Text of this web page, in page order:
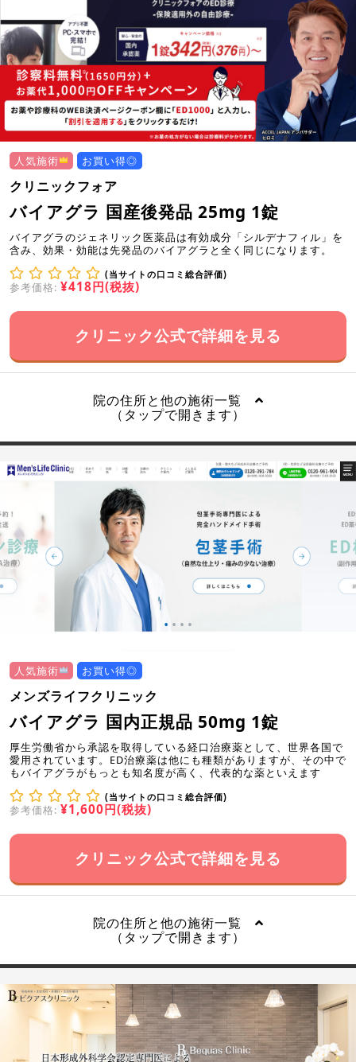
人気施術 お買い得◎
クリニックフォア
バイアグラ 国産後発品 25mg 1錠
バイアグラのジェネリック医薬品は有効成分「シルデナフィル」を
含み、効果・効能は先発品のバイアグラと全く同じになります。
(当サイトの口コミ総合評価)
参考価格: ¥418円(税抜)
クリニック公式で詳細を見る
院の住所と他の施術一覧
（タップで開きます）
人気施術 お買い得◎
メンズライフクリニック
バイアグラ 国内正規品 50mg 1錠
厚生労働省から承認を取得している経口治療薬として、世界各国で
愛用されています。ED治療薬は他にも種類がありますが、その中で
もバイアグラがもっとも知名度が高く、代表的な薬といえます
(当サイトの口コミ総合評価)
参考価格: ¥1,600円(税抜)
クリニック公式で詳細を見る
院の住所と他の施術一覧
（タップで開きます）